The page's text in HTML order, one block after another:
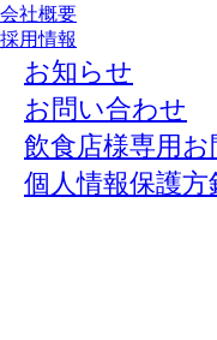
会社概要
採用情報
お知らせ
お問い合わせ
飲食店様専用
個人情報保護方